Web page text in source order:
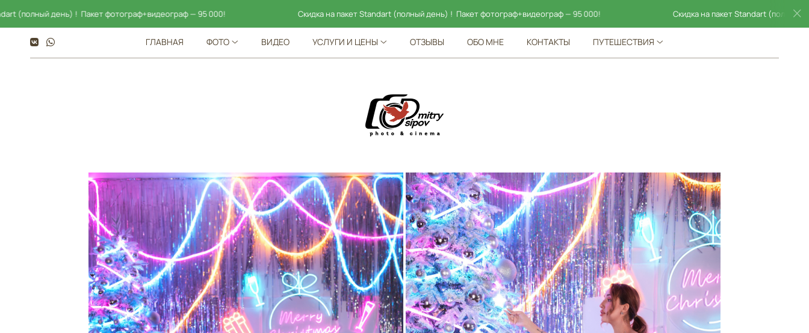
ГЛАВНАЯ ФОТО ВИДЕО УСЛУГИ И ЦЕНЫ ОТЗЫВЫ ОБО МНЕ КОНТАКТЫ ПУТЕШЕСТВИЯ
! Пакет фотограф+видеограф — 95 000! Скидка на пакет Standart (полный день) ! Пакет фотограф+видеограф — 95 000! Скидка на пакет Standart (полный день) ! Пакет